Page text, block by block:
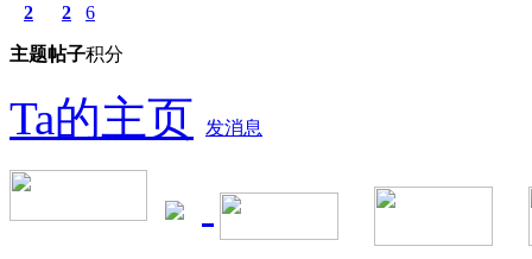
2
主题
2
帖子
6
积分
Ta的主页 发消息